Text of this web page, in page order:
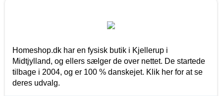
Homeshop.dk har en fysisk butik i Kjellerup i
Midtjylland, og ellers sælger de over nettet. De startede
tilbage i 2004, og er 100 % danskejet. Klik her for at se
deres udvalg.